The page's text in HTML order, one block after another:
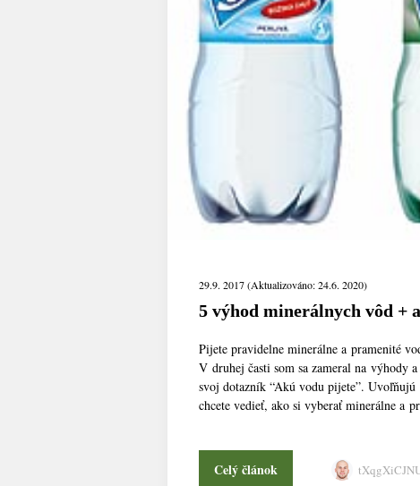
29.9. 2017 (Aktualizováno: 24.6. 2020)
5 výhod minerálnych vôd +
Pijete pravidelne minerálne a pramenité
V druhej časti som sa zameral na výhody
svoj dotazník “Akú vodu pijete”.
chcete vedieť, ako si vyberať minerálne a
Celý článok